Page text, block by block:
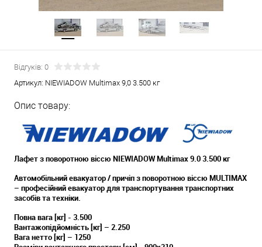
Відгуків: 0
Артикул: NIEWIADOW Multimax 9,0 3.500 кг
Опис товару:
Лафет з поворотною віссю NIEWIADOW Multimax 9.0 3.500 кг
Автомобільний евакуатор / причіп з поворотною віссю MULTIMAX
– професійний евакуатор для транспортування транспортних
засобів та техніки.
Повна вага [кг] - 3.500
Вантажопідйомність [кг] – 2.250
Вага нетто [кг] – 1250